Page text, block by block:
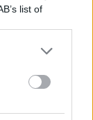
list of
third parties